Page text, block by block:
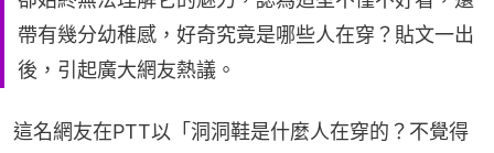
帶有幾分幼稚感，好奇究竟是哪些人在穿？貼文一出
後，引起廣大網友熱議。
這名網友在PTT以「洞洞鞋是什麼人在穿的？不覺得